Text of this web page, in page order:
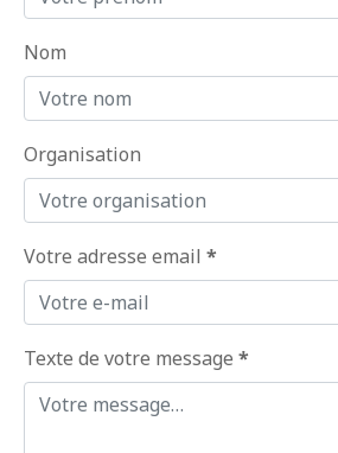
Nom
Organisation
Votre adresse email *
Texte de votre message *